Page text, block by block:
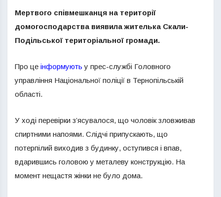
Мертвого співмешканця на території
домогосподарства виявила жителька Скали-
Подільської територіальної громади.
Про це інформують у прес-службі Головного
управління Національної поліції в Тернопільській
області.
У ході перевірки з’ясувалося, що чоловік зловживав
спиртними напоями. Слідчі припускають, що
потерпілий виходив з будинку, оступився і впав,
вдарившись головою у металеву конструкцію. На
момент нещастя жінки не було дома.